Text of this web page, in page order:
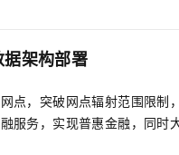
架构部署
点，突破网点辐射范围限制
服务，实现普惠金融，同时